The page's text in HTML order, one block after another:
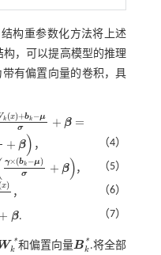
构重参数化方法将上述
，可以提高模型的推理
有偏置向量的卷积，具
k (x)+bk −μ
σ
+ β =
+β=
+ β) ， （4）
γ×(bk −μ)
σ + β)
β ， （5）
(x)
， （6）
+ β. （7）
*
k
k* 和偏置向量B *
k
Bk*.将全部